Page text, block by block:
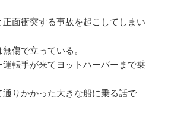
面衝突する事故を起こしてしまい
傷で立っている。
転手が来てヨットハーバーまで乗
通りかかった大きな船に乗る話で